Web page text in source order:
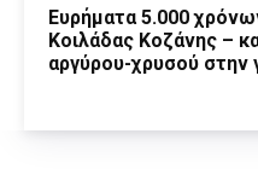
Ευρήματα 5.000
Κοιλάδας Κοζάνης –
αργύρου-χρυσού στην